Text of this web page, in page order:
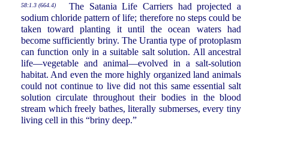
58:1.3 (664.4)
The Satania Life Carriers had projected a
sodium chloride pattern of life; therefore no steps could be
taken toward planting it until the ocean waters had
become sufficiently briny. The Urantia type of protoplasm
can function only in a suitable salt solution. All ancestral
life—vegetable and animal—evolved in a salt-solution
habitat. And even the more highly organized land animals
could not continue to live did not this same essential salt
solution circulate throughout their bodies in the blood
stream which freely bathes, literally submerses, every tiny
living cell in this “briny deep.”